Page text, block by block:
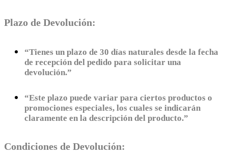
Plazo de Devolución:
“Tienes un plazo de 30 días naturales desde la fecha
de recepción del pedido para solicitar una
devolución.”
“Este plazo puede variar para ciertos productos o
promociones especiales, los cuales se indicarán
claramente en la descripción del producto.”
Condiciones de Devolución: